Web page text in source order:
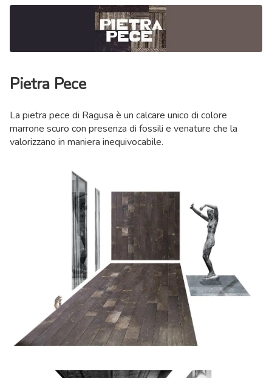
Pietra Pece
La pietra pece di Ragusa è un calcare unico di colore
marrone scuro con presenza di fossili e venature che la
valorizzano in maniera inequivocabile.